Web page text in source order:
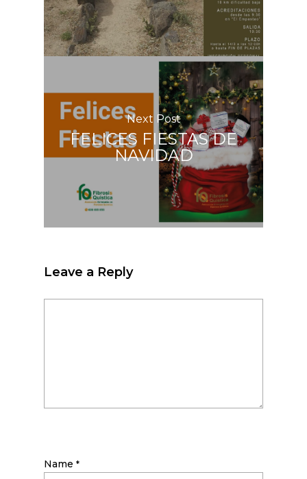
Next Post
FELICES FIESTAS DE
NAVIDAD
Leave a Reply
Name *